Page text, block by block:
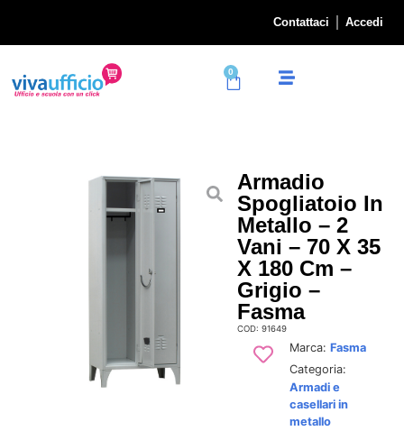
Contattaci Accedi
0
Armadio
Spogliatoio In
Metallo – 2
Vani – 70 X 35
X 180 Cm –
Grigio –
Fasma
COD: 91649
Marca: Fasma
Categoria:
Armadi e
casellari in
metallo